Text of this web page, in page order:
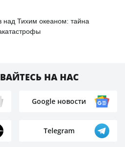
над Тихим океаном: тайна
НА НАС
Google новости
Telegram